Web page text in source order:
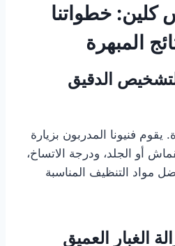
كلين: خطواتنا
المبهرة
الدقيق
يقوم فنيونا المدربون بزيارة
أو الجلد، ودرجة الاتساخ،
مواد التنظيف المناسبة
الغبار العميق